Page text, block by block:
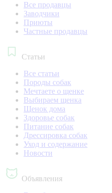
Все продавцы
Заводчики
Приюты
Частные продавцы
Статьи
Все статьи
Породы собак
Мечтаете о щенке
Выбираем щенка
Щенок дома
Здоровье собак
Питание собак
Дрессировка собак
Уход и содержание
Новости
Объявления